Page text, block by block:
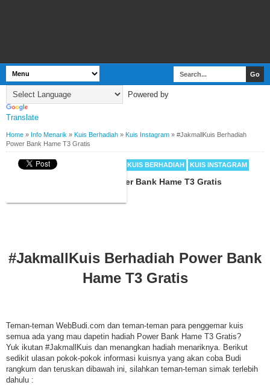
Powered by
Translate
Home » Info Menarik » Kuis Berhadiah » Kuis Instagram » #JakmallKuis Berhadiah
Power Bank Hame T3 Gratis
BYWEBBUDI.COM KUIS BERHADIAH KUIS INSTAGRAM
#JakmallKuis Berhadiah Power Bank Hame T3 Gratis
#JakmallKuis Berhadiah Power Bank
Hame T3 Gratis
Teman-teman WebBudi.com dan teman-teman para penggemar kuis
semua ada yang mau dapetin hadiah Power Bank Hame T3 Gratis?
Yuk ikutan #JakmallKuis dan menangkan hadiah menariknya. Berikut
sedikit ulasan pokok-pokok informasi kuisnya yang akan coba Budi
rangkum dan teruskan dibawah ini, silahkan teman-teman simak terlebih
dahulu :